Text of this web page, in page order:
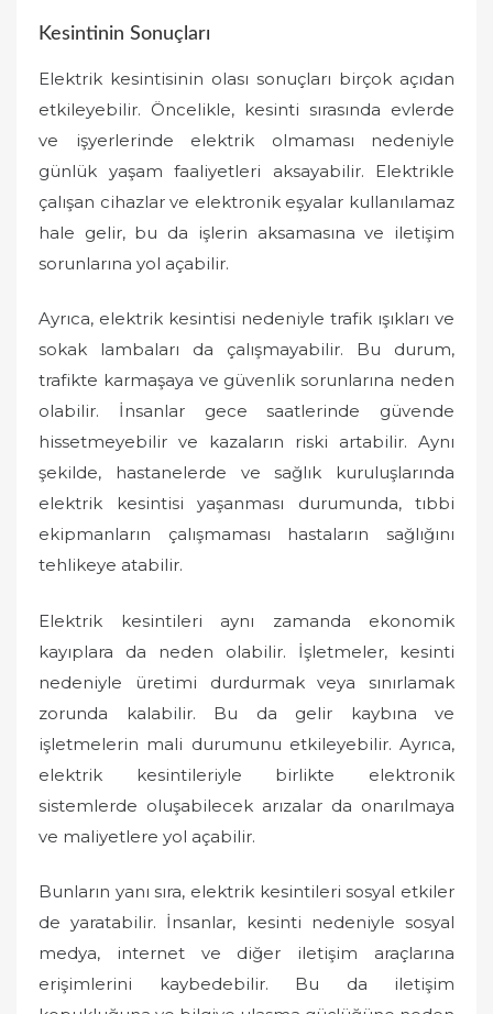
Kesintinin Sonuçları
Elektrik kesintisinin olası sonuçları birçok açıdan
etkileyebilir. Öncelikle, kesinti sırasında evlerde
ve işyerlerinde elektrik olmaması nedeniyle
günlük yaşam faaliyetleri aksayabilir. Elektrikle
çalışan cihazlar ve elektronik eşyalar kullanılamaz
hale gelir, bu da işlerin aksamasına ve iletişim
sorunlarına yol açabilir.
Ayrıca, elektrik kesintisi nedeniyle trafik ışıkları ve
sokak lambaları da çalışmayabilir. Bu durum,
trafikte karmaşaya ve güvenlik sorunlarına neden
olabilir. İnsanlar gece saatlerinde güvende
hissetmeyebilir ve kazaların riski artabilir. Aynı
şekilde, hastanelerde ve sağlık kuruluşlarında
elektrik kesintisi yaşanması durumunda, tıbbi
ekipmanların çalışmaması hastaların sağlığını
tehlikeye atabilir.
Elektrik kesintileri aynı zamanda ekonomik
kayıplara da neden olabilir. İşletmeler, kesinti
nedeniyle üretimi durdurmak veya sınırlamak
zorunda kalabilir. Bu da gelir kaybına ve
işletmelerin mali durumunu etkileyebilir. Ayrıca,
elektrik kesintileriyle birlikte elektronik
sistemlerde oluşabilecek arızalar da onarılmaya
ve maliyetlere yol açabilir.
Bunların yanı sıra, elektrik kesintileri sosyal etkiler
de yaratabilir. İnsanlar, kesinti nedeniyle sosyal
medya, internet ve diğer iletişim araçlarına
erişimlerini kaybedebilir. Bu da iletişim